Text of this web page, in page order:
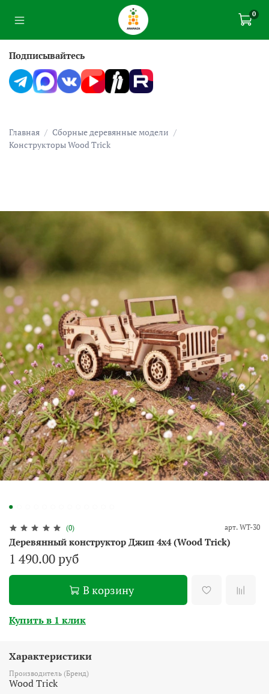
0
Главная
Сборные деревянные модели
Конструкторы Wood Trick
(0) арт. WT-30
Деревянный конструктор Джип 4х4 (Wood Trick)
1 490.00 руб
В корзину
Купить в 1 клик
Характеристики
Производитель (Бренд)
Wood Trick
Подписывайтесь